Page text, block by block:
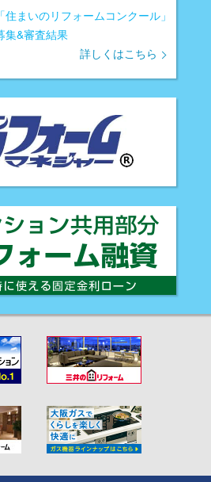
「住まいのリフォームコンクール」
集&審査結果
詳しくはこちら